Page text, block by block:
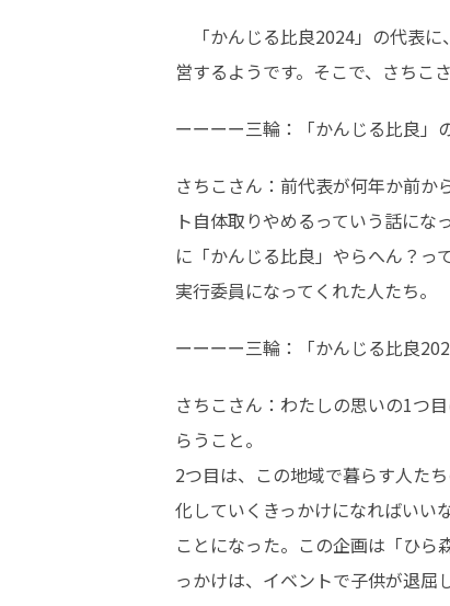
「かんじる比良2024」の代表に
営するようです。そこで、さちこ
ーーーー三輪：「かんじる比良」
さちこさん：前代表が何年か前か
ト自体取りやめるっていう話に
に「かんじる比良」やらへん？っ
実行委員になってくれた人たち。
ーーーー三輪：「かんじる比良
さちこさん：わたしの思いの1つ
らうこと。
2つ目は、この地域で暮らす人た
化していくきっかけになればいい
ことになった。この企画は「ひ
っかけは、イベントで子供が退屈